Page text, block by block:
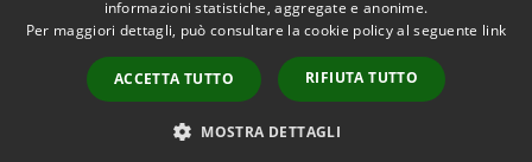
Accessibilità
Copyright © 2026 • Comune di
Tornimparte • Powered by
Municipium•
Accesso
redazione
informazioni statistiche, aggregate e anonime.
Per maggiori dettagli, può consultare la cookie policy al seguente link
ACCETTA TUTTO RIFIUTA TUTTO
MOSTRA DETTAGLI